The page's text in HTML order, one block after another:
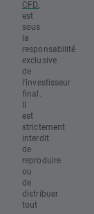
CFD,
est
sous
la
responsabilité
exclusive
de
l’investisseur
final.
Il
est
strictement
interdit
de
reproduire
ou
de
distribuer
tout